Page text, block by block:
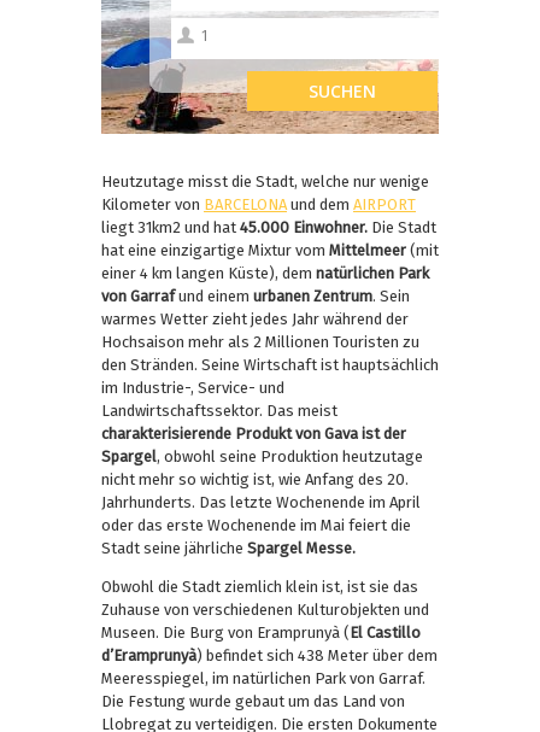
Heutzutage misst die Stadt, welche nur wenige
Kilometer von BARCELONA und dem AIRPORT
liegt 31km2 und hat 45.000 Einwohner. Die Stadt
hat eine einzigartige Mixtur vom Mittelmeer (mit
einer 4 km langen Küste), dem natürlichen Park
von Garrafund einem urbanen Zentrum. Sein
warmes Wetter zieht jedes Jahr während der
Hochsaison mehr als 2 Millionen Touristen zu
den Stränden. Seine Wirtschaft ist hauptsächlich
im Industrie-, Service- und
Landwirtschaftssektor. Das meist
charakterisierende Produkt von Gava ist der
Spargel, obwohl seine Produktion heutzutage
nicht mehr so wichtig ist, wie Anfang des 20.
Jahrhunderts. Das letzte Wochenende im April
oder das erste Wochenende im Mai feiert die
Stadt seine jährliche Spargel Messe.
Obwohl die Stadt ziemlich klein ist, ist sie das
Zuhause von verschiedenen Kulturobjekten und
Museen. Die Burg von Eramprunyà ( El Castillo
d’Eramprunyà) befindet sich 438 Meter über dem
Meeresspiegel, im natürlichen Park von Garraf.
Die Festung wurde gebaut um das Land von
Llobregat zu verteidigen. Die ersten Dokumente